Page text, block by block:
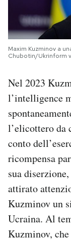
Maxim Kuzminov a
Chubotin/Ukrinform
Nel 2023
l’intelligence
l’elicottero da
conto
ricompensa
sua
attirato
Kuzminov un
Ucraina. Al
Kuzminov,